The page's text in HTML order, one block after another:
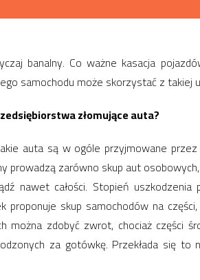
banalny. Co ważne kasacja
samochodu może skorzystać z takiej
złomujące auta?
auta są w ogóle przyjmowane
prowadzą zarówno skup aut
nawet całości. Stopień
proponuje skup samochodów na
można zdobyć zwrot, chociaż części
za gotówkę. Przekłada się